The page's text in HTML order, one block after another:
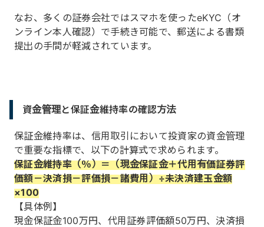
なお、多くの証券会社ではスマホを使ったeKYC（オ
ンライン本人確認）で手続き可能で、郵送による書類
提出の手間が軽減されています。
資金管理と保証金維持率の確認方法
保証金維持率は、信用取引において投資家の資金管理
で重要な指標で、以下の計算式で求められます。
保証金維持率（％）＝（現金保証金＋代用有価証券評
価額－決済損－評価損－諸費用）÷未決済建玉金額
×100
【具体例】
現金保証金100万円、代用証券評価額50万円、決済損